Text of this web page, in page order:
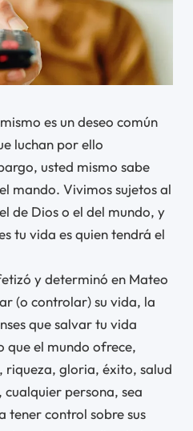
es un deseo común
luchan por ello
usted mismo sabe
mando. Vivimos sujetos al
de Dios o el del mundo, y
tu vida es quien tendrá el
y determinó en Mateo
(o controlar) su vida, la
que salvar tu vida
que el mundo ofrece,
gloria, éxito, salud
persona, sea
tener control sobre sus